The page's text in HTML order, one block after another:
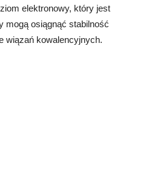
elektronowy, który jest
mogą osiągnąć stabilność
wiązań kowalencyjnych.